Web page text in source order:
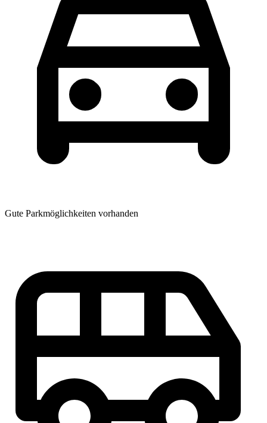
Gute Parkmöglichkeiten vorhanden